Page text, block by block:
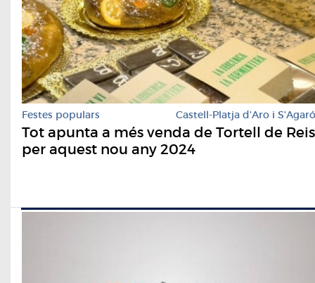
Festes populars Castell-Platja d'Aro i S'Agaró
Tot apunta a més venda de Tortell de Reis
per aquest nou any 2024